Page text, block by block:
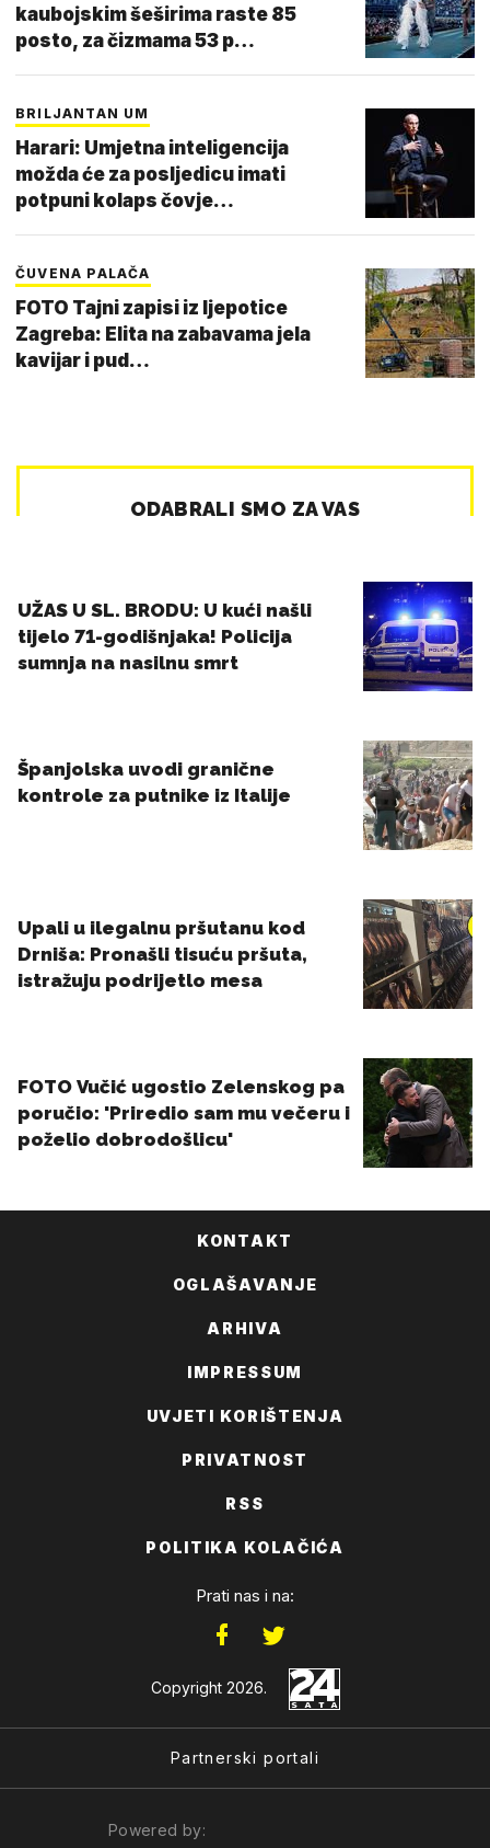
kaubojskim šeširima raste 85
posto, za čizmama 53 p…
BRILJANTAN UM
Harari: Umjetna inteligencija
možda će za posljedicu imati
potpuni kolaps čovje…
ČUVENA PALAČA
FOTO Tajni zapisi iz ljepotice
Zagreba: Elita na zabavama jela
kavijar i pud…
KONTAKT
OGLAŠAVANJE
ARHIVA
IMPRESSUM
UVJETI KORIŠTENJA
PRIVATNOST
RSS
POLITIKA KOLAČIĆA
Prati nas i na:
Copyright 2026.
Partnerski portali
Powered by: